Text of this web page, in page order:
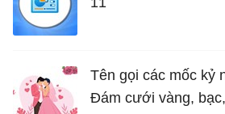
Tên gọi các mốc kỷ
Đám cưới vàng,